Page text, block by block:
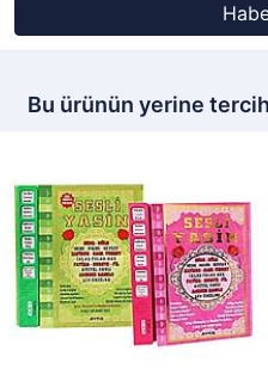
Bu ürünün yerine